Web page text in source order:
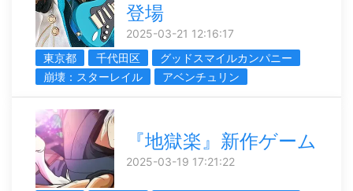
登場
2025-03-21 12:16:17
東京都
千代田区
グッドスマイルカンパニー
崩壊：スターレイル
アベンチュリン
『地獄楽』新作ゲーム
2025-03-19 17:21:22